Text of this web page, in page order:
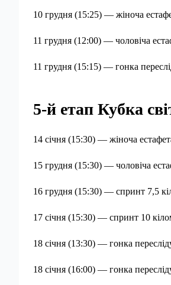
10 грудня (15:25) — жіноча
11 грудня (12:00) — чоловіча
11 грудня (15:15) — гонка
5-й етап Кубка
14 січня (15:30) — жіноча
15 грудня (15:30) — чоловіча
16 грудня (15:30) — спринт 7,5
17 січня (15:30) — спринт 10
18 січня (13:30) — гонка
18 січня (16:00) — гонка